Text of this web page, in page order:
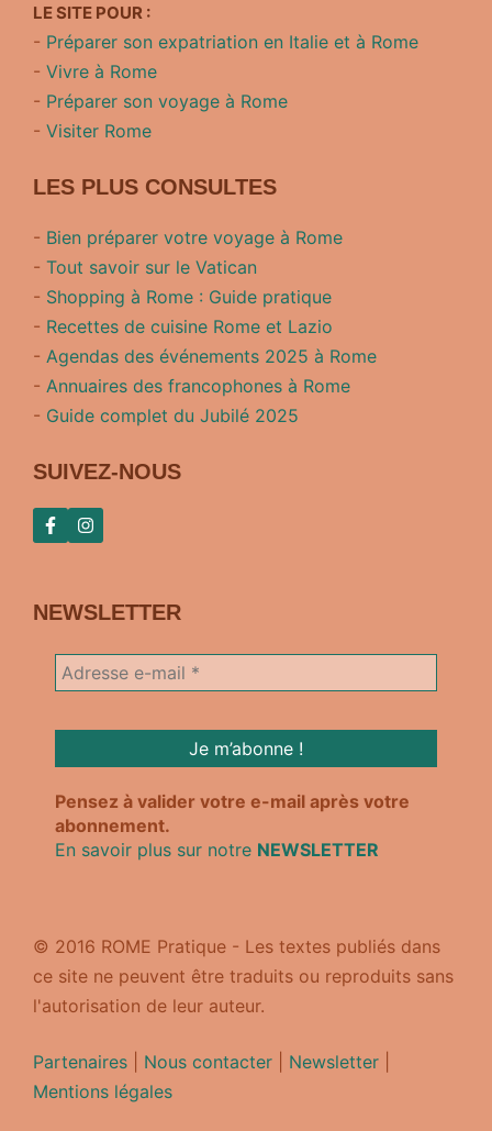
LE SITE POUR :
- Préparer son expatriation en Italie et à Rome
- Vivre à Rome
- Préparer son voyage à Rome
- Visiter Rome
LES PLUS CONSULTES
- Bien préparer votre voyage à Rome
- Tout savoir sur le Vatican
- Shopping à Rome : Guide pratique
- Recettes de cuisine Rome et Lazio
- Agendas des événements 2025 à Rome
- Annuaires des francophones à Rome
- Guide complet du Jubilé 2025
SUIVEZ-NOUS
NEWSLETTER
Pensez à valider votre e-mail après votre
abonnement.
En savoir plus sur notre NEWSLETTER
© 2016 ROME Pratique - Les textes publiés dans
ce site ne peuvent être traduits ou reproduits sans
l'autorisation de leur auteur.
Partenaires Nous contacter Newsletter
Mentions légales